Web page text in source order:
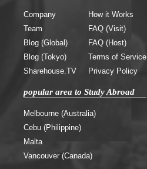
Company
Team
Blog (Global)
Blog (Tokyo)
Sharehouse.TV
How it Works
FAQ (Visit)
FAQ (Host)
Terms of Service
Privacy Policy
popular area to Study Abroad
Melbourne (Australia)
Cebu (Philippine)
Malta
Vancouver (Canada)